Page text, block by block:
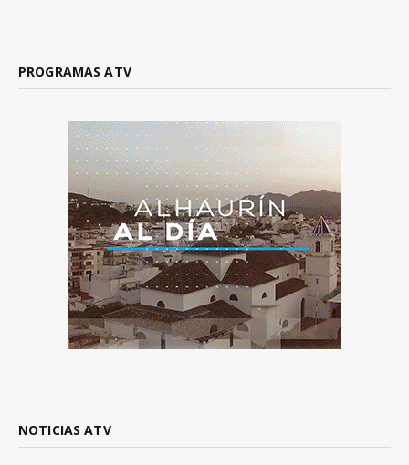
PROGRAMAS ATV
NOTICIAS ATV